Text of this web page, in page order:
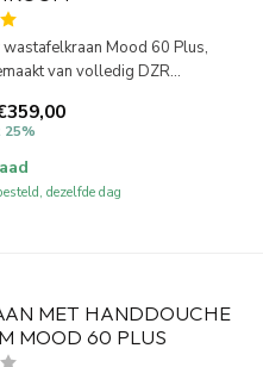
Mood 60 Plus,
van volledig DZR...
25%
dezelfde dag
MET HANDDOUCHE
MOOD 60 PLUS